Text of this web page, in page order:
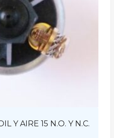
Y AIRE 15 N.O. Y N.C.